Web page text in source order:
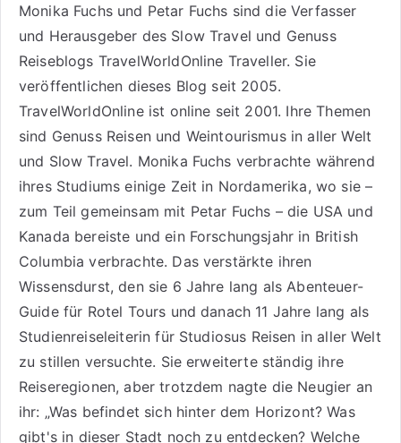
Monika Fuchs und Petar Fuchs sind die Verfasser
und Herausgeber des Slow Travel und Genuss
Reiseblogs TravelWorldOnline Traveller. Sie
veröffentlichen dieses Blog seit 2005.
TravelWorldOnline ist online seit 2001. Ihre Themen
sind Genuss Reisenund Weintourismusin aller Welt
und Slow Travel. Monika Fuchs verbrachte während
ihres Studiums einige Zeit in Nordamerika, wo sie –
zum Teil gemeinsam mit Petar Fuchs – die USA und
Kanada bereiste und ein Forschungsjahr in British
Columbia verbrachte. Das verstärkte ihren
Wissensdurst, den sie 6 Jahre lang als Abenteuer-
Guide für Rotel Tours und danach 11 Jahre lang als
Studienreiseleiterin für Studiosus Reisen in aller Welt
zu stillen versuchte. Sie erweiterte ständig ihre
Reiseregionen, aber trotzdem nagte die Neugier an
ihr: „Was befindet sich hinter dem Horizont? Was
gibt's in dieser Stadt noch zu entdecken? Welche